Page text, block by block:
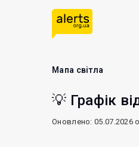
Мапа світла
💡 Графік
Оновлено: 05.07.2026